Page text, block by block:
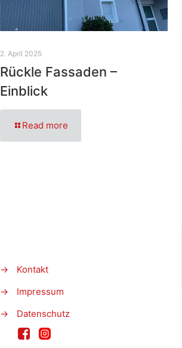
2. April 2025
Rückle Fassaden –
Einblick
Read more
→
Kontakt
→
Impressum
→
Datenschutz